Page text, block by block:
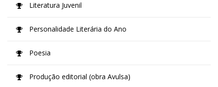
Literatura Juvenil
Personalidade Literária do Ano
Poesia
Produção editorial (obra Avulsa)